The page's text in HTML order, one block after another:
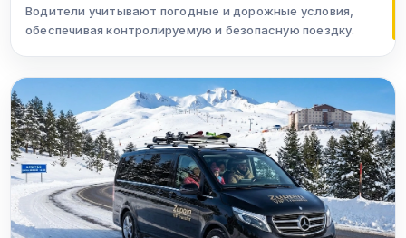
Водители учитывают погодные и дорожные условия,
обеспечивая контролируемую и безопасную поездку.